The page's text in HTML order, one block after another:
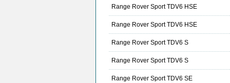
Range Rover Sport TDV6 HSE
Range Rover Sport TDV6 HSE
Range Rover Sport TDV6 S
Range Rover Sport TDV6 S
Range Rover Sport TDV6 SE